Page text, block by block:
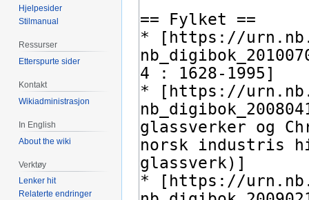
Hjelpesider
Stilmanual
Ressurser
Etterspurte sider
Kontakt
Wikiadministrasjon
In English
About the wiki
Verktøy
Lenker hit
Relaterte endringer